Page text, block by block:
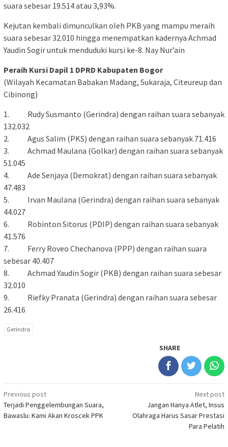
suara sebesar 19.514 atau 3,93%.
Kejutan kembali dimunculkan oleh PKB yang mampu meraih
suara sebesar 32.010 hingga menempatkan kadernya Achmad
Yaudin Sogir untuk menduduki kursi ke-8. Nay Nur’ain
Peraih Kursi Dapil 1 DPRD Kabupaten Bogor
(Wilayah Kecamatan Babakan Madang, Sukaraja, Citeureup dan
Cibinong)
1. Rudy Susmanto (Gerindra) dengan raihan suara sebanyak
132.032
2. Agus Salim (PKS) dengan raihan suara sebanyak 71.416
3. Achmad Maulana (Golkar) dengan raihan suara sebanyak
51.045
4. Ade Senjaya (Demokrat) dengan raihan suara sebanyak
47.483
5. Irvan Maulana (Gerindra) dengan raihan suara sebanyak
44.027
6. Robinton Sitorus (PDIP) dengan raihan suara sebanyak
41.576
7. Ferry Roveo Chechanova (PPP) dengan raihan suara
sebesar 40.407
8. Achmad Yaudin Sogir (PKB) dengan raihan suara sebesar
32.010
9. Riefky Pranata (Gerindra) dengan raihan suara sebesar
26.416
Gerindra
SHARE
Post
navigation
Previous post
Terjadi Penggelembungan Suara,
Bawaslu: Kami Akan Kroscek PPK
Next post
Jangan Hanya Atlet, Insus
Olahraga Harus Sasar Prestasi
Para Pelatih